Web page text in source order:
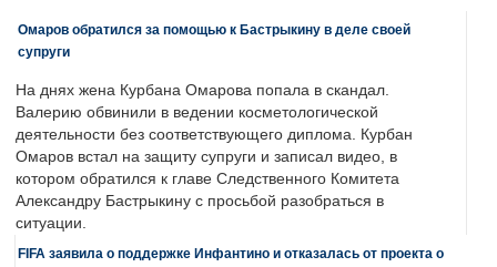
Омаров обратился за помощью к Бастрыкину в деле своей
супруги
На днях жена Курбана Омарова попала в скандал.
Валерию обвинили в ведении косметологической
деятельности без соответствующего диплома. Курбан
Омаров встал на защиту супруги и записал видео, в
котором обратился к главе Следственного Комитета
Александру Бастрыкину с просьбой разобраться в
ситуации.
FIFA заявила о поддержке Инфантино и отказалась от проекта о